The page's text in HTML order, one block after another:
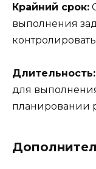
Крайний срок:
выполнения
Длительность:
для
планировании